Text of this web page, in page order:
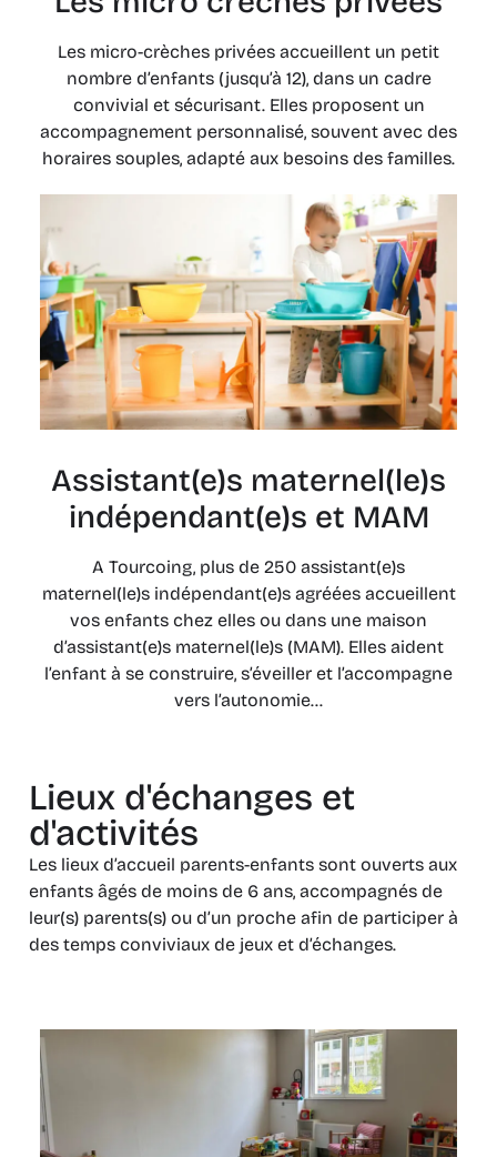
Les micro-crèches privées accueillent un petit
nombre d’enfants (jusqu’à 12), dans un cadre
convivial et sécurisant. Elles proposent un
accompagnement personnalisé, souvent avec des
horaires souples, adapté aux besoins des familles.
Assistant(e)s maternel(le)s
indépendant(e)s et MAM
A Tourcoing, plus de 250 assistant(e)s
maternel(le)s indépendant(e)s agréées accueillent
vos enfants chez elles ou dans une maison
d’assistant(e)s maternel(le)s (MAM). Elles aident
l’enfant à se construire, s’éveiller et l’accompagne
vers l’autonomie…
Lieux d'échanges et
d'activités
Les lieux d’accueil parents-enfants sont ouverts aux
enfants âgés de moins de 6 ans, accompagnés de
leur(s) parents(s) ou d’un proche afin de participer à
des temps conviviaux de jeux et d’échanges.